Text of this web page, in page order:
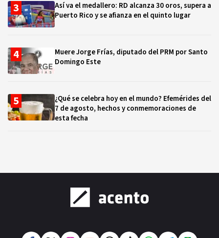
Así va el medallero: RD alcanza 30 oros, supera a
Puerto Rico y se afianza en el quinto lugar
Muere Jorge Frías, diputado del PRM por Santo
Domingo Este
¿Qué se celebra hoy en el mundo? Efemérides del
7 de agosto, hechos y conmemoraciones de
esta fecha